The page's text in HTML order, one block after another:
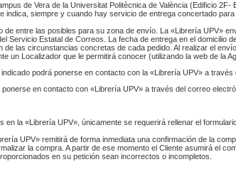
de Vera de la Universitat Politècnica de València (Edificio 2F-
indica, siempre y cuando hay servicio de entrega concertado
de entre las posibles para su zona de envío. La «Librería UPV»
Servicio Estatal de Correos. La fecha de entrega en el domicilio
las circunstancias concretas de cada pedido. Al realizar el
un Localizador que le permitirá conocer (utilizando la web de la
podrá ponerse en contacto con la «Librería UPV» a
en contacto con «Librería UPV» a través del correo
en la «Librería UPV», únicamente se requerirá rellenar el
UPV» remitirá de forma inmediata una confirmación de la
la compra. A partir de ese momento el Cliente asumirá el
en su petición sean incorrectos o incompletos.